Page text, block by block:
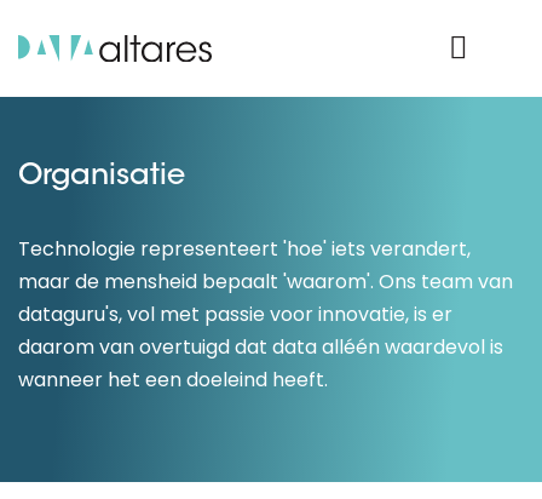
Organisatie
Technologie representeert 'hoe' iets verandert,
maar de mensheid bepaalt 'waarom'. Ons team van
dataguru's, vol met passie voor innovatie, is er
daarom van overtuigd dat data alléén waardevol is
wanneer het een doeleind heeft.